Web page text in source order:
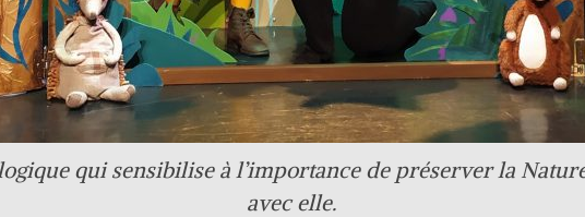
qui sensibilise à l’importance de préserver la
avec elle.